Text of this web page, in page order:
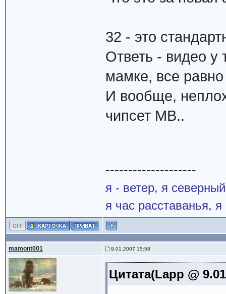
32 - это
Ответь - видео у
мамке, все
И вообще,
чипсет MB..
--------------------
я - ветер, я
я час расставанья,
mamont001 9.01.2007 15:58
Цитата(Lapp @